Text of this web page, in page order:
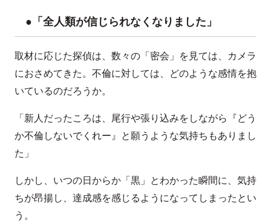
●「全人類が信じられなくなりました」
取材に応じた探偵は、数々の「密会」を見ては、カメラ
におさめてきた。不倫に対しては、どのような感情を抱
いているのだろうか。
「新人だったころは、尾行や張り込みをしながら『どう
か不倫しないでくれー』と願うような気持ちもありまし
た」
しかし、いつの日からか「黒」とわかった瞬間に、気持
ちが昂揚し、達成感を感じるようになってしまったとい
う。